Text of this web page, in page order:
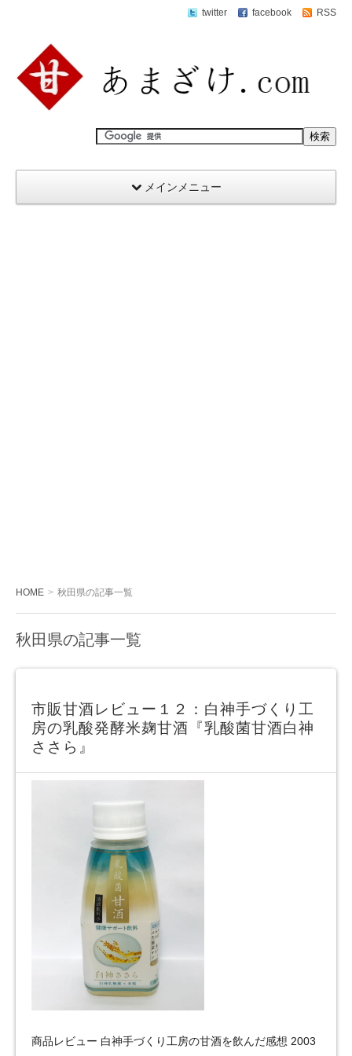
twitter facebook RSS
メインメニュー
HOME 秋田県の記事一覧
秋田県の記事一覧
市販甘酒レビュー１２：白神手づくり工
房の乳酸発酵米麹甘酒『乳酸菌甘酒白神
ささら』
商品レビュー 白神手づくり工房の甘酒を飲んだ感想 2003